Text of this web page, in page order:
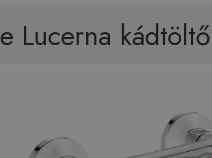
Lucerna